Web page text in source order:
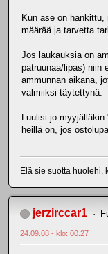
Kun ase on
määrää ja tarvetta
Jos laukauksia on
patruunaa/lipas) niin
ammunnan aikana,
valmiiksi täytettynä.
Luulisi jo
heillä on, jos
Elä sie suotta huolehi,
jerzirccar1
24.09.08 - klo: 00.27